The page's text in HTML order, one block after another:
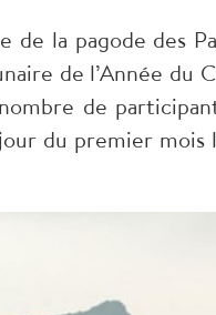
de la pagode des
de l’Année du
de
du premier